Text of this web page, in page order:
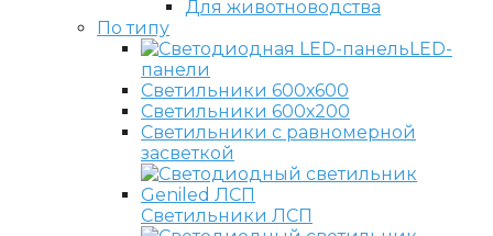
Для животноводства
По типу
LED-
панели
Светильники 600х600
Светильники 600х200
Светильники с равномерной
засветкой
Светильники ЛСП